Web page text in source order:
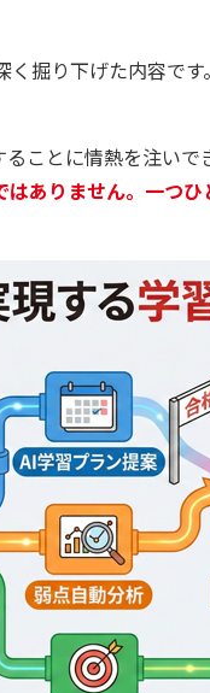
掘り下げた内容で
ことに情熱を注い
ありません。一つ